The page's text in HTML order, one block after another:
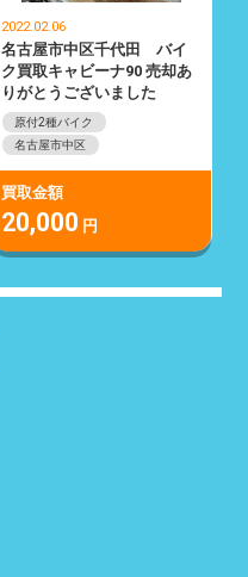
2022.02.06
名古屋市中区千代田 バイ
ク買取キャビーナ90 売却あ
りがとうございました
原付2種バイク
名古屋市中区
買取金額
20,000 円